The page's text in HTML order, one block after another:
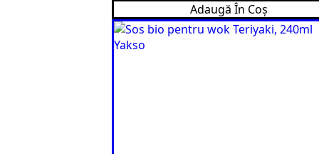
Adaugă În Coș